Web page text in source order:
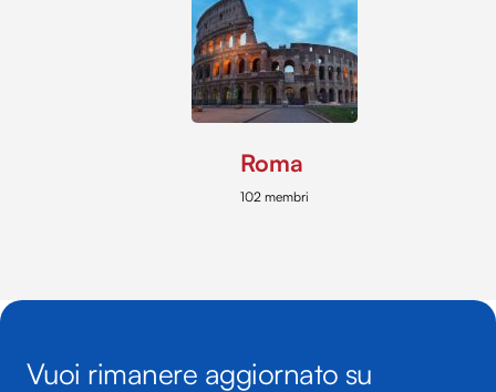
Roma
102 membri
Vuoi rimanere aggiornato su